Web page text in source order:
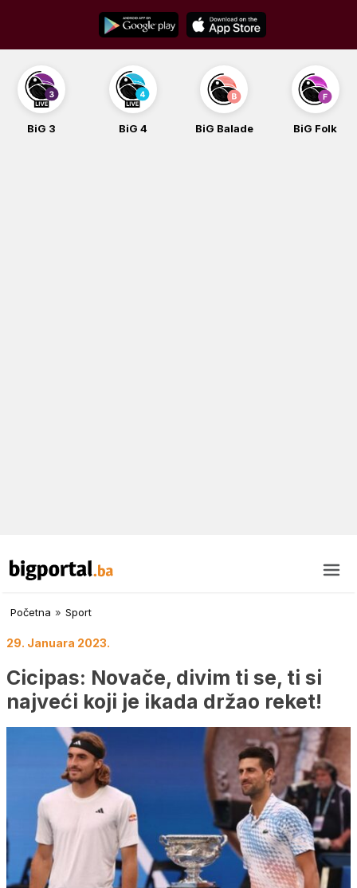
content
BiG 3 BiG 4 BiG Balade BiG Folk
Početna » Sport
29. Januara 2023.
Cicipas: Novače, divim ti se, ti si
najveći koji je ikada držao reket!